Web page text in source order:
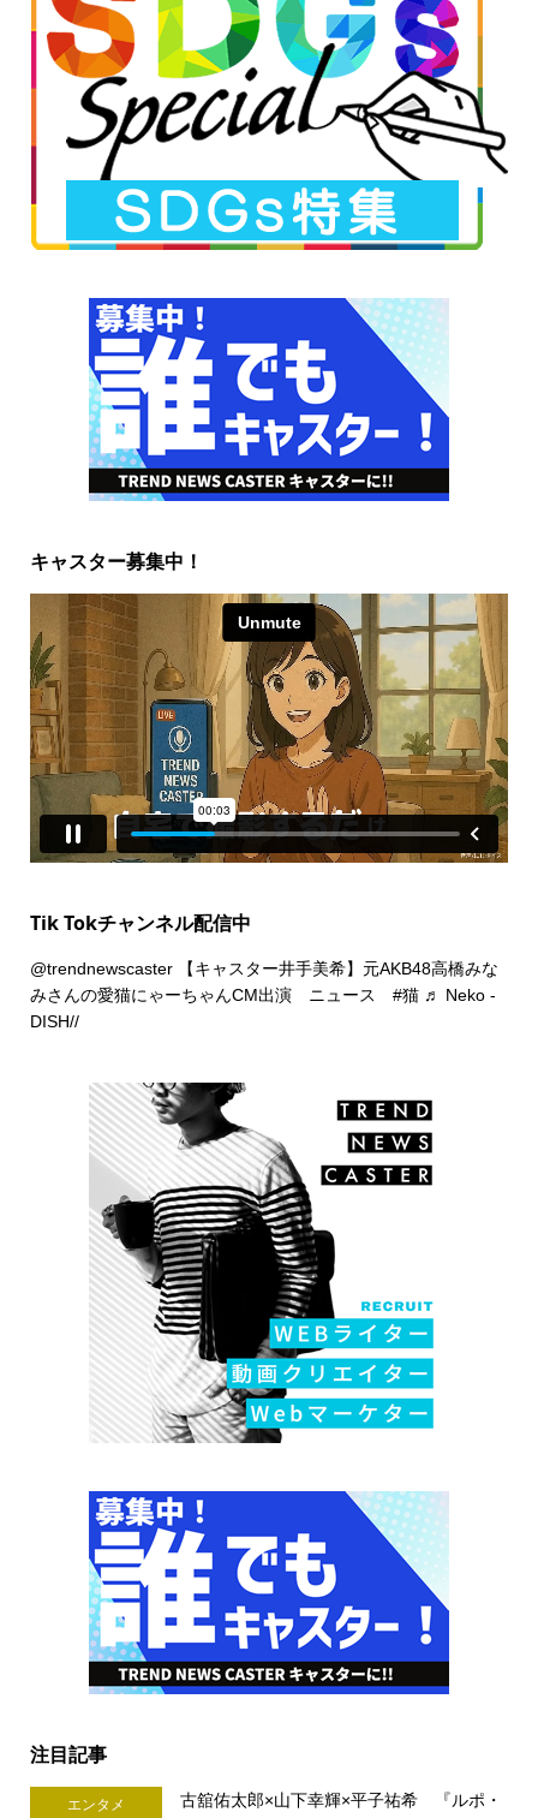
キャスター募集中！
Tik Tokチャンネル配信中
@trendnewscaster【キャスター井手美希】元AKB48高橋みな
みさんの愛猫にゃーちゃんCM出演 ニュース #猫 ♬ Neko -
DISH//
注目記事
エンタメ
古舘佑太郎×山下幸輝×平子祐希 『ルポ・